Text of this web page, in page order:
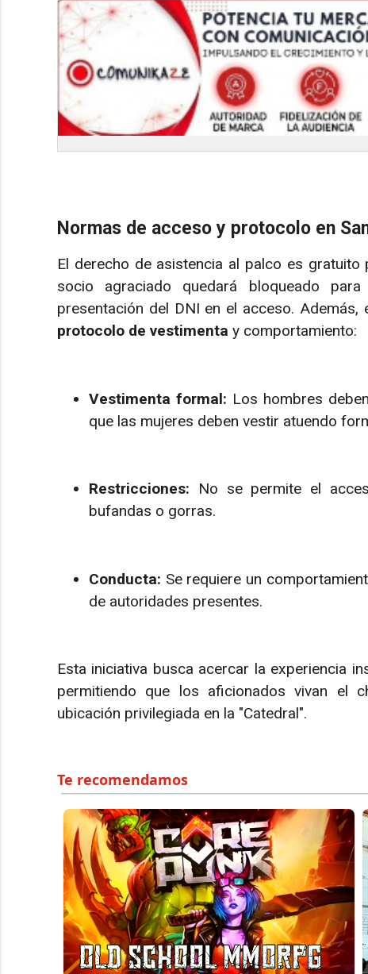
Normas de acceso y protocolo en
El derecho de asistencia al palco es gratuito
socio agraciado quedará bloqueado
presentación del DNI en el acceso.
protocolo de vestimenta y comportamiento:
Vestimenta formal: Los hombres
que las mujeres deben vestir atuendo
Restricciones: No se permite el
bufandas o gorras.
Conducta: Se requiere un
de autoridades presentes.
Esta iniciativa busca acercar la experiencia
permitiendo que los aficionados vivan el
ubicación privilegiada en la "Catedral".